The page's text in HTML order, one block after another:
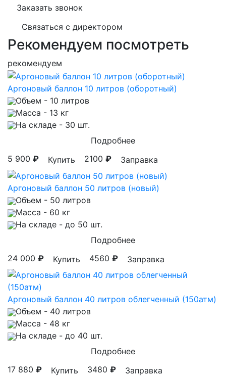
Заказать звонок
Связаться с директором
Рекомендуем посмотреть
рекомендуем
Аргоновый баллон 10 литров (оборотный)
Объем - 10 литров
Масса - 13 кг
На складе - 30 шт.
Подробнее
5 900 ₽ Купить 2100 ₽ Заправка
Аргоновый баллон 50 литров (новый)
Объем - 50 литров
Масса - 60 кг
На складе - до 50 шт.
Подробнее
24 000 ₽ Купить 4560 ₽ Заправка
Аргоновый баллон 40 литров облегченный (150атм)
Объем - 40 литров
Масса - 48 кг
На складе - до 40 шт.
Подробнее
17 880 ₽ Купить 3480 ₽ Заправка